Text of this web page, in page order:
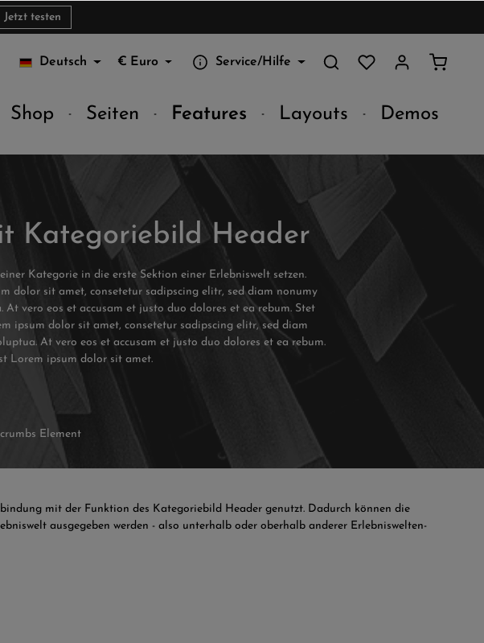
Jetzt testen
Deutsch € Euro Service/Hilfe
Shop Seiten Features Layouts Demos
Kategoriebild Header
Kategorie in die erste Sektion einer Erlebniswelt setzen.
dolor sit amet, consetetur sadipscing elitr, sed diam nonumy
vero eos et accusam et justo duo dolores et ea rebum. Stet
ipsum dolor sit amet, consetetur sadipscing elitr, sed diam
At vero eos et accusam et justo duo dolores et ea rebum.
Lorem ipsum dolor sit amet.
Element
mit der Funktion des Kategoriebild Header genutzt. Dadurch können die
ausgegeben werden - also unterhalb oder oberhalb anderer Erlebniswelten-